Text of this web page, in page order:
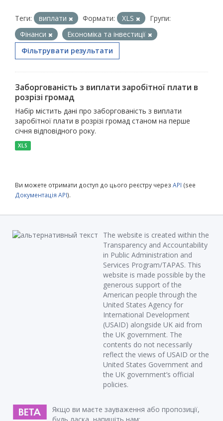
Теги: виплати Формати: XLS
Групи:
Фінанси
Економіка та інвестиції
Фільтрувати результати
Заборгованість з виплати заробітної плати в
розрізі громад
Набір містить дані про заборгованість з виплати
заробітної плати в розрізі громад станом на перше
січня відповідного року.
XLS
Ви можете отримати доступ до цього реєстру через API (see
Документація API).
The website is created within the
Transparency and Accountability
in Public Administration and
Services Program/TAPAS. This
website is made possible by the
generous support of the
American people through the
United States Agency for
International Development
(USAID) alongside UK aid from
the UK government. The
contents do not necessarily
reflect the views of USAID or the
United States Government and
the UK government’s official
policies.
Якщо ви маєте зауваження або пропозиції,